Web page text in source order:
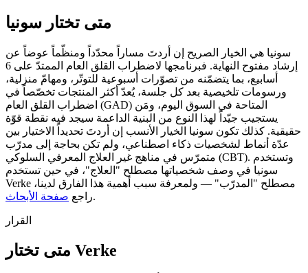
متى تختار سونيا
سونيا هي الخيار الصريح إن أردتَ مساراً محدّداً ومنظّماً عوضاً عن
إرشاد مفتوح النهاية. فبرنامجها لاضطراب القلق العام الممتدّ على 6
أسابيع، بما يتضمّنه من تصوّرات أسبوعية للتوتّر، ومهامّ منزلية،
ورسومات تلخيصية بعد كل جلسة، يُعدّ أكثر المنتجات تخصّصاً في
اضطراب القلق العام (GAD) المتاحة في السوق اليوم، ومَن
يستجيب جيّداً لهذا النوع من البنية الداعمة سيجد فيه نقطة قوّة
حقيقية. كذلك تكون سونيا الخيار الأنسب إن أردتَ تحديداً الاختيار بين
عدّة أنماط لشخصيات ذكاء اصطناعي، ولم تكن بحاجة إلى مدرّب
متمرّس في مناهج غير العلاج المعرفي السلوكي (CBT). وتستخدم
سونيا في وصف شخصياتها مصطلح "العلاج"، في حين تستخدم
Verke مصطلح "المدرّب" — ولمعرفة سبب أهمية هذا الفارق لدينا،
راجع صفحة الأبحاث .
القرار
متى تختار Verke